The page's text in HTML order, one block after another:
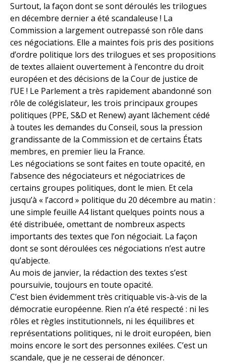
Surtout, la façon dont se sont déroulés les trilogues
en décembre dernier a été scandaleuse ! La
Commission a largement outrepassé son rôle dans
ces négociations. Elle a maintes fois pris des positions
d’ordre politique lors des trilogues et ses propositions
de textes allaient ouvertement à l’encontre du droit
européen et des décisions de la Cour de justice de
l’UE ! Le Parlement a très rapidement abandonné son
rôle de colégislateur, les trois principaux groupes
politiques (PPE, S&D et Renew) ayant lâchement cédé
à toutes les demandes du Conseil, sous la pression
grandissante de la Commission et de certains États
membres, en premier lieu la France.
Les négociations se sont faites en toute opacité, en
l’absence des négociateurs et négociatrices de
certains groupes politiques, dont le mien. Et cela
jusqu’à « l’accord » politique du 20 décembre au matin :
une simple feuille A4 listant quelques points nous a
été distribuée, omettant de nombreux aspects
importants des textes que l’on négociait. La façon
dont se sont déroulées ces négociations n’est autre
qu’abjecte.
Au mois de janvier, la rédaction des textes s’est
poursuivie, toujours en toute opacité.
C’est bien évidemment très critiquable vis-à-vis de la
démocratie européenne. Rien n’a été respecté : ni les
rôles et règles institutionnels, ni les équilibres et
représentations politiques, ni le droit européen, bien
moins encore le sort des personnes exilées. C’est un
scandale, que je ne cesserai de dénoncer.